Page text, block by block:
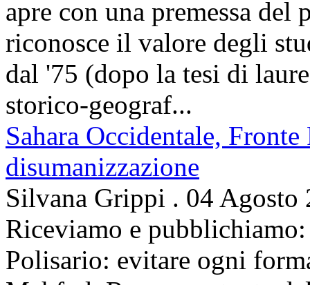
apre con una premessa
riconosce il valore degli
dal '75 (dopo la tesi di
storico-geograf...
Sahara Occidentale,
disumanizzazione
Silvana Grippi . 04 Agosto
Riceviamo e
Polisario: evitare ogni